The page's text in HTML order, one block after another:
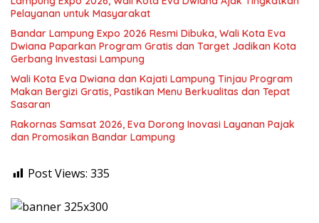
Pelayanan untuk Masyarakat
Bandar Lampung Expo 2026 Resmi Dibuka, Wali Kota Eva
Dwiana Paparkan Program Gratis dan Target Jadikan Kota
Gerbang Investasi Lampung
Wali Kota Eva Dwiana dan Kajati Lampung Tinjau Program
Makan Bergizi Gratis, Pastikan Menu Berkualitas dan Tepat
Sasaran
Rakornas Samsat 2026, Eva Dorong Inovasi Layanan Pajak
dan Promosikan Bandar Lampung
Post Views: 335